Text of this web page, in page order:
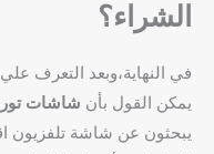
الشراء؟
في النهاية،وبعد التعرف علي
يمكن القول بأن شاشات
يبحثون عن شاشة تلفزيون